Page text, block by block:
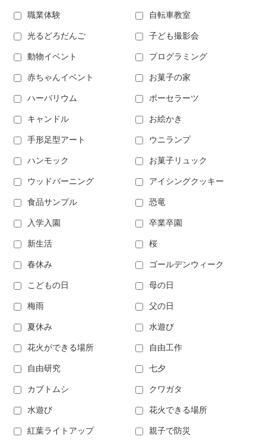
職業体験 自転車教室
光るどろだんご 子ども撮影会
動物イベント プログラミング
赤ちゃんイベント お菓子の家
ハーバリウム ポーセラーツ
キャンドル お絵かき
手形足型アート ウニランプ
ハンモック お菓子リュック
ウッドバーニング アイシングクッキー
食品サンプル 恐竜
入学入園 卒業卒園
新生活 桜
春休み ゴールデンウィーク
こどもの日 母の日
梅雨 父の日
夏休み 水遊び
花火ができる場所 自由工作
自由研究 七夕
カブトムシ クワガタ
水遊び 花火できる場所
紅葉ライトアップ 親子で防災